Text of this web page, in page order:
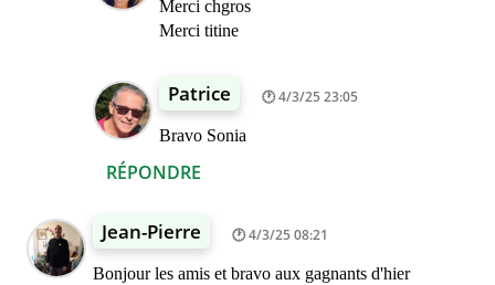
RÉPONDRE
Merci chgros
Merci titine
Patrice 4/3/25 23:05
Bravo Sonia
Jean-Pierre 4/3/25 08:21
Bonjour les amis et bravo aux gagnants d'hier